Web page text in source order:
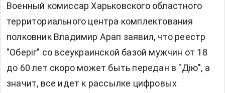
Военный комиссар Харьковского областного
территориального центра комплектования
полковник Владимир Арап заявил, что реестр
"Оберіг" со всеукраинской базой мужчин от 18
до 60 лет скоро может быть передан в "Дію", а
значит, все идет к рассылке цифровых